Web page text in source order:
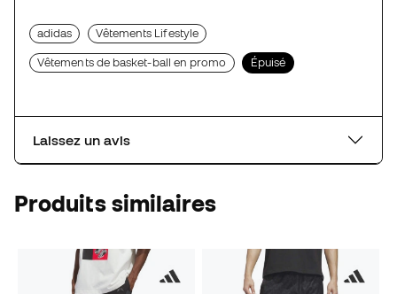
adidas Vêtements Lifestyle
Vêtements de basket-ball en promo Épuisé
Laissez un avis
Produits similaires